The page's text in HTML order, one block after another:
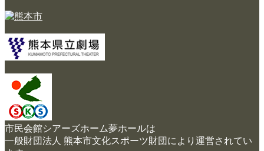
市民会館シアーズホーム夢ホールは
一般財団法人 熊本市文化スポーツ財団により運営されてい
大会議室（小ホール）
中小会議室
施設ご利用について